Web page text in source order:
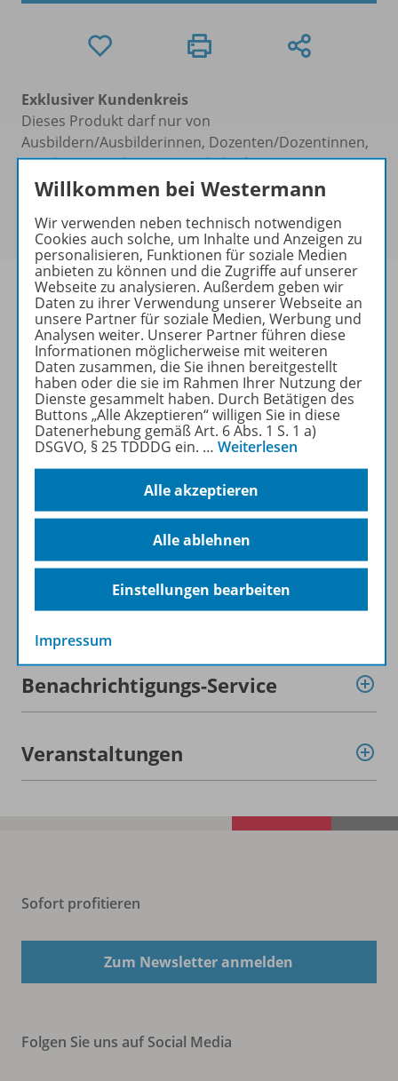
Exklusiver Kundenkreis
Dieses Produkt darf nur von
Ausbildern/Ausbilderinnen, Dozenten/Dozentinnen,
Erziehern/Erzieherinnen, Lehrkräften,
Referendaren/Referendarinnen,
erworben werden.
Produktinformationen
Beschreibung
Lizenzbedingungen
Zugehörige Produkte
Demoversion
Benachrichtigungs-Service
Veranstaltungen
Sofort profitieren
Zum Newsletter anmelden
Folgen Sie uns auf Social Media
Willkommen bei Westermann
Wir verwenden neben technisch notwendigen
Cookies auch solche, um Inhalte und Anzeigen zu
personalisieren, Funktionen für soziale Medien
anbieten zu können und die Zugriffe auf unserer
Webseite zu analysieren. Außerdem geben wir
Daten zu ihrer Verwendung unserer Webseite an
unsere Partner für soziale Medien, Werbung und
Analysen weiter. Unserer Partner führen diese
Informationen möglicherweise mit weiteren
Daten zusammen, die Sie ihnen bereitgestellt
haben oder die sie im Rahmen Ihrer Nutzung der
Dienste gesammelt haben. Durch Betätigen des
Buttons „Alle Akzeptieren“ willigen Sie in diese
Datenerhebung gemäß Art. 6 Abs. 1 S. 1 a)
DSGVO, § 25 TDDDG ein. … Weiterlesen
Alle akzeptieren
Alle ablehnen
Einstellungen bearbeiten
Impressum